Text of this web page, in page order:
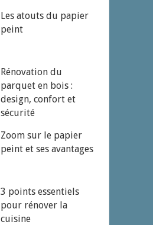
Les atouts du papier
peint
Rénovation du
parquet en bois :
design, confort et
sécurité
Zoom sur le papier
peint et ses avantages
3 points essentiels
pour rénover la
cuisine